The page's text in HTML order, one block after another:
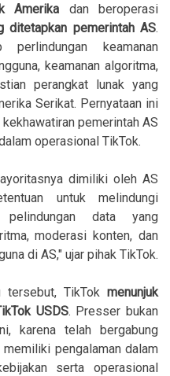
Amerika dan beroperasi
ditetapkan pemerintah AS.
perlindungan keamanan
keamanan algoritma,
perangkat lunak yang
Serikat. Pernyataan ini
pemerintah AS
operasional TikTok.
dimiliki oleh AS
untuk melindungi
data yang
moderasi konten, dan
di AS," ujar pihak TikTok.
tersebut, TikTok menunjuk
USDS. Presser bukan
karena telah bergabung
pengalaman dalam
serta operasional